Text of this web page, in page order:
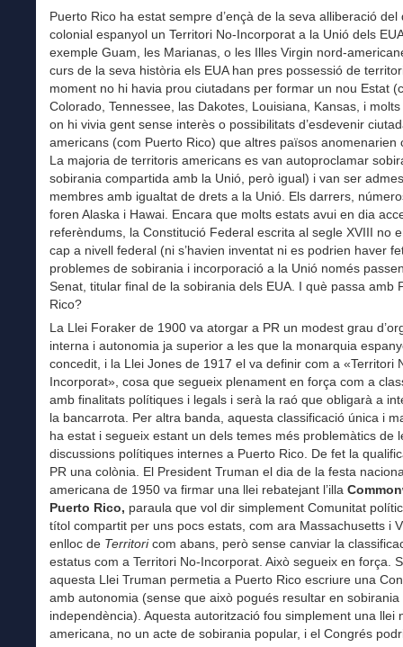
Puerto Rico ha estat sempre d’ençà de la seva alliberació del
colonial espanyol un Territori No-Incorporat a la Unió dels
exemple Guam, les Marianas, o les Illes Virgin nord-
curs de la seva història els EUA han pres possessió de
moment no hi havia prou ciutadans per formar un nou Estat
Colorado, Tennessee, las Dakotes, Louisiana, Kansas, i
on hi vivia gent sense interès o possibilitats d’esdevenir
americans (com Puerto Rico) que altres països anomenarien
La majoria de territoris americans es van autoproclamar
sobirania compartida amb la Unió, però igual) i van ser
membres amb igualtat de drets a la Unió. Els darrers,
foren Alaska i Hawai. Encara que molts estats avui en dia
referèndums, la Constitució Federal escrita al segle XVIII no
cap a nivell federal (ni s’havien inventat ni es podrien haver
problemes de sobirania i incorporació a la Unió només
Senat, titular final de la sobirania dels EUA. I què passa amb
Rico?
La Llei Foraker de 1900 va atorgar a PR un modest grau
interna i autonomia ja superior a les que la monarquia
concedit, i la Llei Jones de 1917 el va definir com a «Territori
Incorporat», cosa que segueix plenament en força com a
amb finalitats polítiques i legals i serà la raó que obligarà a
la bancarrota. Per altra banda, aquesta classificació única i
ha estat i segueix estant un dels temes més problemàtics de
discussions polítiques internes a Puerto Rico. De fet la
PR una colònia. El President Truman el dia de la festa
americana de 1950 va firmar una llei rebatejant l’illa
Puerto Rico, paraula que vol dir simplement Comunitat
títol compartit per uns pocs estats, com ara Massachusetts i
enlloc de Territoricom abans, però sense canviar la
estatus com a Territori No-Incorporat. Això segueix en força.
aquesta Llei Truman permetia a Puerto Rico escriure una
amb autonomia (sense que això pogués resultar en sobirania
independència). Aquesta autorització fou simplement una llei
americana, no un acte de sobirania popular, i el Congrés